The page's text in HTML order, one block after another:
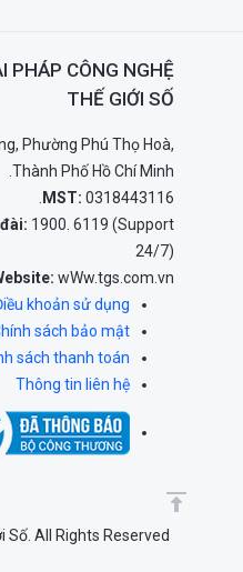
PHÁP CÔNG NGHỆ
THẾ GIỚI SỐ
Phường Phú Thọ Hoà,
Thành Phố Hồ Chí Minh.
MST: 0318443116.
1900. 6119 (Support
24/7)
wWw.tgs.com.vn
khoản sử dụng
sách bảo mật
sách thanh toán
Thông tin liên hệ
All Rights Reserved.